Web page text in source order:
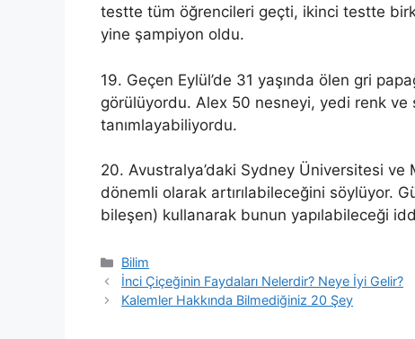
testte tüm öğrencileri geçti, ikinci testte
yine şampiyon oldu.
19. Geçen Eylül’de 31 yaşında ölen gri
görülüyordu. Alex 50 nesneyi, yedi renk ve
tanımlayabiliyordu.
20. Avustralya’daki Sydney Üniversitesi ve
dönemli olarak artırılabileceğini söylüyor.
bileşen) kullanarak bunun yapılabileceği
Kategoriler
Bilim
İnci Çiçeğinin Faydaları Nelerdir? Neye İyi Gelir?
Kalemler Hakkında Bilmediğiniz 20 Şey